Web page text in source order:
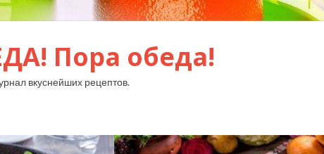
Пора обеда!
вкуснейших рецептов.